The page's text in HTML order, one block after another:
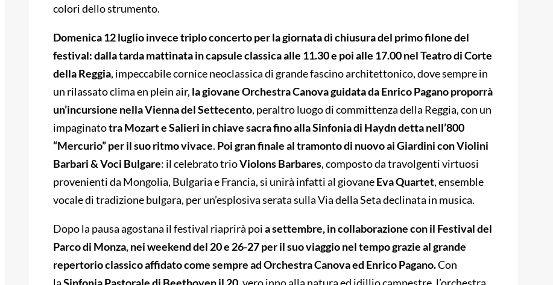
colori dello strumento.
Domenica 12 luglio invece triplo concerto per la giornata di chiusura del primo filone del
festival: dalla tarda mattinata in capsule classica alle 11.30 e poi alle 17.00 nel Teatro di Corte
della Reggia, impeccabile cornice neoclassica di grande fascino architettonico, dove sempre in
un rilassato clima en plein air, la giovane Orchestra Canova guidata da Enrico Pagano proporrà
un’incursione nella Vienna del Settecento, peraltro luogo di committenza della Reggia, con un
impaginatotra Mozart e Salieri in chiave sacra fino alla Sinfonia di Haydn detta nell’800
“Mercurio” per il suo ritmo vivace. Poi gran finale al tramonto di nuovo ai Giardini con Violini
Barbari & Voci Bulgare: il celebrato trioViolons Barbares, composto da travolgenti virtuosi
provenienti da Mongolia, Bulgaria e Francia, si unirà infatti al giovaneEva Quartet, ensemble
vocale di tradizione bulgara, per un’esplosiva serata sulla Via della Seta declinata in musica.
Dopo la pausa agostana il festival riaprirà poia settembre, in collaborazione con il Festival del
Parco di Monza, nei weekend del 20 e 26-27 per il suo viaggio nel tempo grazie al grande
repertorio classico affidato come sempre ad Orchestra Canova ed Enrico Pagano.Con